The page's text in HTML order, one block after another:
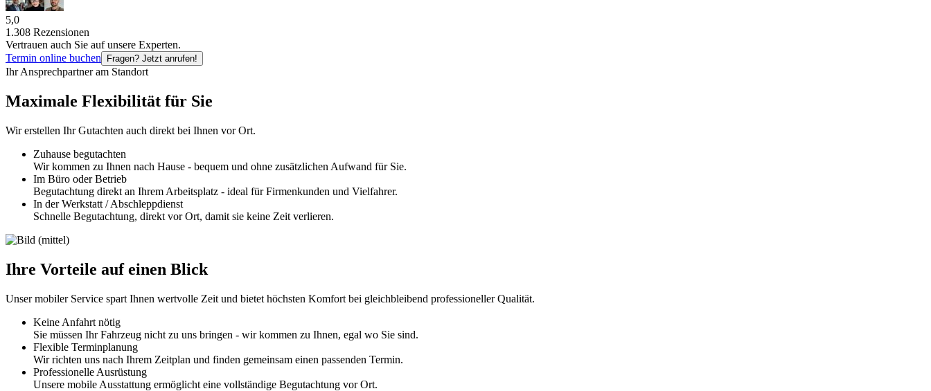
5,0
1.308 Rezensionen
Vertrauen auch Sie auf unsere Experten.
Termin online buchen
Fragen? Jetzt anrufen!
Ihr Ansprechpartner am Standort
Maximale Flexibilität für Sie
Wir erstellen Ihr Gutachten auch direkt bei Ihnen vor Ort.
Zuhause begutachten
Wir kommen zu Ihnen nach Hause - bequem und ohne zusätzlichen Aufwand für Sie.
Im Büro oder Betrieb
Begutachtung direkt an Ihrem Arbeitsplatz - ideal für Firmenkunden und Vielfahrer.
In der Werkstatt / Abschleppdienst
Schnelle Begutachtung, direkt vor Ort, damit sie keine Zeit verlieren.
Ihre Vorteile auf einen Blick
Unser mobiler Service spart Ihnen wertvolle Zeit und bietet höchsten Komfort bei gleichbleibend professioneller Qualität.
Keine Anfahrt nötig
Sie müssen Ihr Fahrzeug nicht zu uns bringen - wir kommen zu Ihnen, egal wo Sie sind.
Flexible Terminplanung
Wir richten uns nach Ihrem Zeitplan und finden gemeinsam einen passenden Termin.
Professionelle Ausrüstung
Unsere mobile Ausstattung ermöglicht eine vollständige Begutachtung vor Ort.